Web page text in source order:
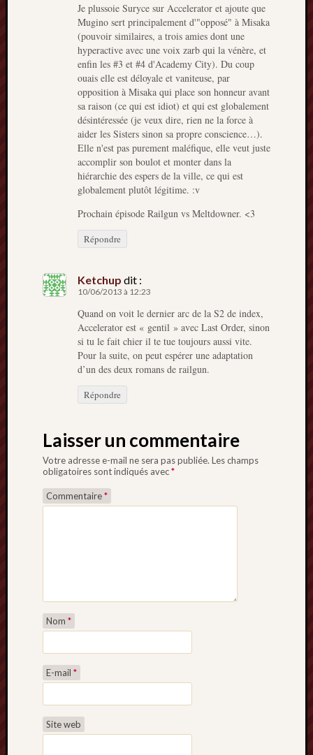
Je plussoie Suryce sur Accelerator et ajoute que
Mugino sert principalement d'"opposé" à Misaka
(pouvoir similaires, a trois amies dont une
hyperactive avec une voix zarb qui la vénère, et
enfin les #3 et #4 d'Academy City). Du coup
ouais elle est déloyale et vaniteuse, par
opposition à Misaka qui place son honneur avant
sa raison (ce qui est idiot) et qui est globalement
désintéressée (je veux dire, rien ne la force à
aider les Sisters sinon sa propre conscience…).
Elle n'est pas purement maléfique, elle veut juste
accomplir son boulot et monter dans la
hiérarchie des espers de la ville, ce qui est
globalement plutôt légitime. :v
Prochain épisode Railgun vs Meltdowner. <3
Répondre
Ketchup dit :
10/06/2013 à 12:23
Quand on voit le dernier arc de la S2 de index,
Accelerator est « gentil » avec Last Order, sinon
si tu le fait chier il te tue toujours aussi vite.
Pour la suite, on peut espérer une adaptation
d’un des deux romans de railgun.
Répondre
Laisser un commentaire
Votre adresse e-mail ne sera pas publiée. Les champs
obligatoires sont indiqués avec*
Commentaire*
Nom *
E-mail *
Site web